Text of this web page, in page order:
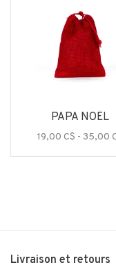
PAPA NOËL
19,00 C$ - 35,00
Livraison et retours